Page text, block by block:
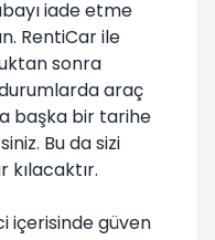
iade etme
RentiCar ile
sonra
araç
başka bir tarihe
Bu da sizi
içerisinde güven